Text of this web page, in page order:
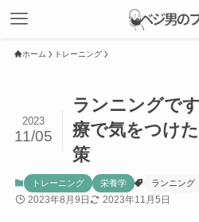
ホーム トレーニング
ランニングで
療で気をつけ
策
2023
11/05
トレーニング 栄養学 ランニング
2023年8月9日 2023年11月5日